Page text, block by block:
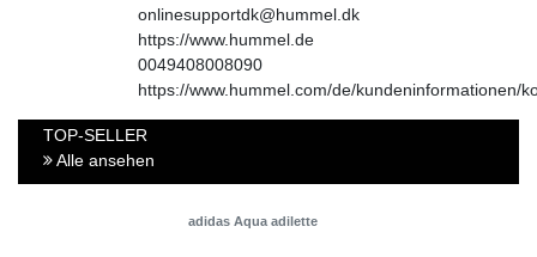
onlinesupportdk@hummel.dk
https://www.hummel.de
0049408008090
https://www.hummel.com/de/kundeninformationen/
TOP-SELLER
Alle ansehen
adidas Aqua adilette